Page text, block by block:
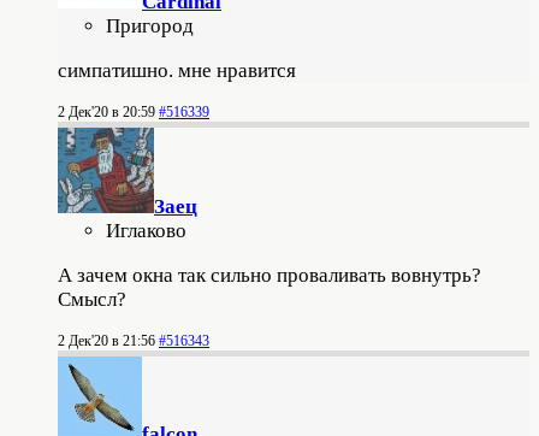
Пригород
симпатишно. мне нравится
2 Дек'20 в 20:59 #516339
Заец
Иглаково
А зачем окна так сильно проваливать вовнутрь?
Смысл?
2 Дек'20 в 21:56 #516343